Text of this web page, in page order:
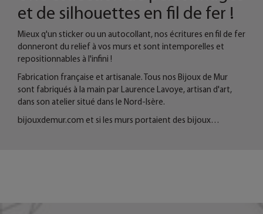
et de silhouettes en fil de fer !
Mieux q'un sticker ou un autocollant, nos écritures en fil de fer
donneront du relief à vos murs et sont intemporelles et
repositionnables à l'infini !
Fabrication française et artisanale. Tous nos Bijoux de Mur
sont fabriqués à la main par Laurence Lavoye, artisan d'art,
dans son atelier situé dans le Nord-Isère.
bijouxdemur.com et si les murs portaient des bijoux…